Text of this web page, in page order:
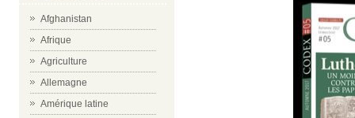
Afghanistan
Afrique
Agriculture
Allemagne
Amérique latine